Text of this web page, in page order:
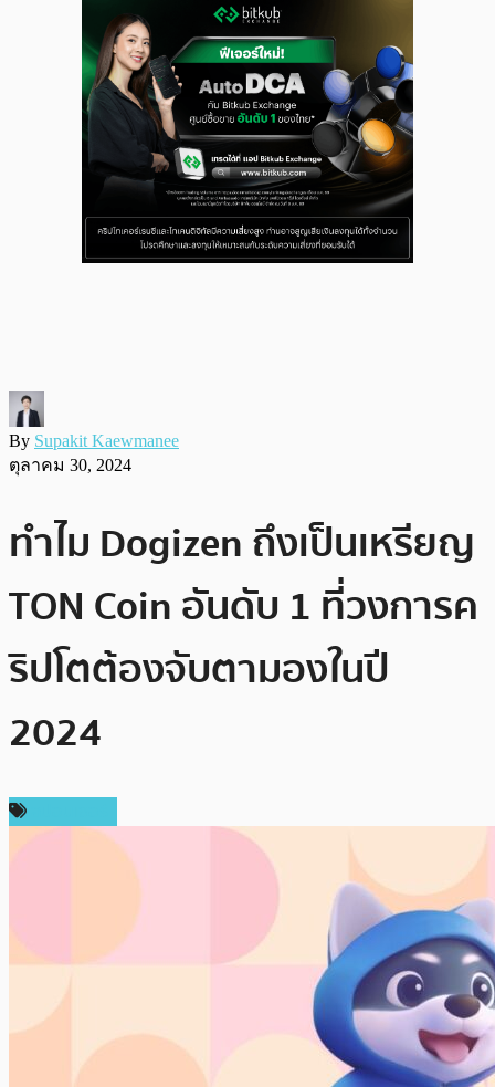
By Supakit Kaewmanee
ตุลาคม 30, 2024
ทำไม Dogizen ถึงเป็นเหรียญ
TON Coin อันดับ 1 ที่วงการค
ริปโตต้องจับตามองในปี
2024